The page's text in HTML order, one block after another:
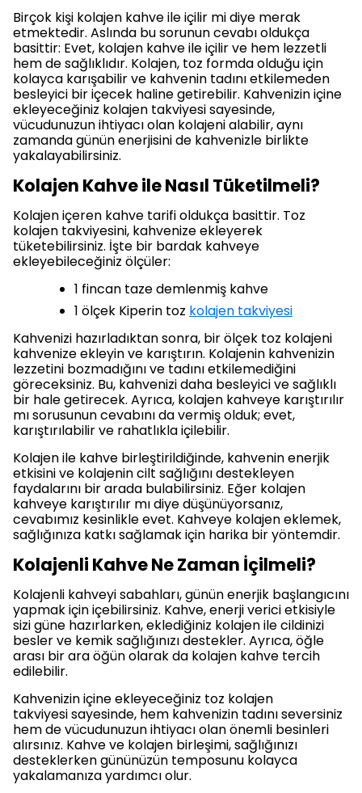
Birçok kişi kolajen kahve ile içilir mi diye merak
etmektedir. Aslında bu sorunun cevabı oldukça
basittir: Evet, kolajen kahve ile içilir ve hem lezzetli
hem de sağlıklıdır. Kolajen, toz formda olduğu için
kolayca karışabilir ve kahvenin tadını etkilemeden
besleyici bir içecek haline getirebilir. Kahvenizin içine
ekleyeceğiniz kolajen takviyesi sayesinde,
vücudunuzun ihtiyacı olan kolajeni alabilir, aynı
zamanda günün enerjisini de kahvenizle birlikte
yakalayabilirsiniz.
Kolajen Kahve ile Nasıl Tüketilmeli?
Kolajen içeren kahve tarifi oldukça basittir. Toz
kolajen takviyesini, kahvenize ekleyerek
tüketebilirsiniz. İşte bir bardak kahveye
ekleyebileceğiniz ölçüler:
1 fincan taze demlenmiş kahve
1 ölçek Kiperin toz kolajen takviyesi
Kahvenizi hazırladıktan sonra, bir ölçek toz kolajeni
kahvenize ekleyin ve karıştırın. Kolajenin kahvenizin
lezzetini bozmadığını ve tadını etkilemediğini
göreceksiniz. Bu, kahvenizi daha besleyici ve sağlıklı
bir hale getirecek. Ayrıca, kolajen kahveye karıştırılır
mı sorusunun cevabını da vermiş olduk; evet,
karıştırılabilir ve rahatlıkla içilebilir.
Kolajen ile kahve birleştirildiğinde, kahvenin enerjik
etkisini ve kolajenin cilt sağlığını destekleyen
faydalarını bir arada bulabilirsiniz. Eğer kolajen
kahveye karıştırılır mı diye düşünüyorsanız,
cevabımız kesinlikle evet. Kahveye kolajen eklemek,
sağlığınıza katkı sağlamak için harika bir yöntemdir.
Kolajenli Kahve Ne Zaman İçilmeli?
Kolajenli kahveyi sabahları, günün enerjik başlangıcını
yapmak için içebilirsiniz. Kahve, enerji verici etkisiyle
sizi güne hazırlarken, eklediğiniz kolajen ile cildinizi
besler ve kemik sağlığınızı destekler. Ayrıca, öğle
arası bir ara öğün olarak da kolajen kahve tercih
edilebilir.
Kahvenizin içine ekleyeceğiniz toz kolajen
takviyesi sayesinde, hem kahvenizin tadını seversiniz
hem de vücudunuzun ihtiyacı olan önemli besinleri
alırsınız. Kahve ve kolajen birleşimi, sağlığınızı
desteklerken gününüzün temposunu kolayca
yakalamanıza yardımcı olur.